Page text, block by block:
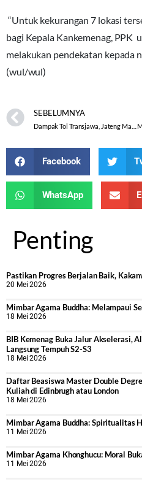
“Untuk kekurangan 7 lokasi
bagi Kepala Kankemenag,
melakukan pendekatan kepada
(wul/wul)
SEBELUMNYA
Facebook
WhatsApp
Penting
Pastikan Progres Berjalan Baik,
20 Mei 2026
Mimbar Agama Buddha: Melampaui
18 Mei 2026
BIB Kemenag Buka Jalur Akselerasi,
Langsung Tempuh S2-S3
18 Mei 2026
Daftar Beasiswa Master Double
Kuliah di Edinbrugh atau London
18 Mei 2026
Mimbar Agama Buddha: Spiritualitas
11 Mei 2026
Mimbar Agama Khonghucu: Moral
11 Mei 2026